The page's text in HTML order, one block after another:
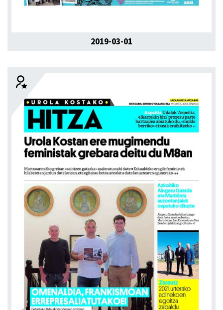
2019-03-01